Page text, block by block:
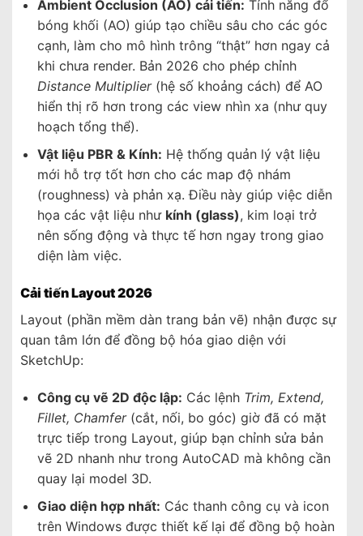
Ambient Occlusion (AO) cải tiến: Tính năng đổ
bóng khối (AO) giúp tạo chiều sâu cho các góc
cạnh, làm cho mô hình trông “thật” hơn ngay cả
khi chưa render. Bản 2026 cho phép chỉnh
Distance Multiplier(hệ số khoảng cách) để AO
hiển thị rõ hơn trong các view nhìn xa (như quy
hoạch tổng thể).
Vật liệu PBR & Kính: Hệ thống quản lý vật liệu
mới hỗ trợ tốt hơn cho các map độ nhám
(roughness) và phản xạ. Điều này giúp việc diễn
họa các vật liệu như kính (glass), kim loại trở
nên sống động và thực tế hơn ngay trong giao
diện làm việc.
Cải tiến Layout 2026
Layout (phần mềm dàn trang bản vẽ) nhận được sự
quan tâm lớn để đồng bộ hóa giao diện với
SketchUp:
Công cụ vẽ 2D độc lập: Các lệnh Trim, Extend,
Fillet, Chamfer(cắt, nối, bo góc) giờ đã có mặt
trực tiếp trong Layout, giúp bạn chỉnh sửa bản
vẽ 2D nhanh như trong AutoCAD mà không cần
quay lại model 3D.
Giao diện hợp nhất: Các thanh công cụ và icon
trên Windows được thiết kế lại để đồng bộ hoàn